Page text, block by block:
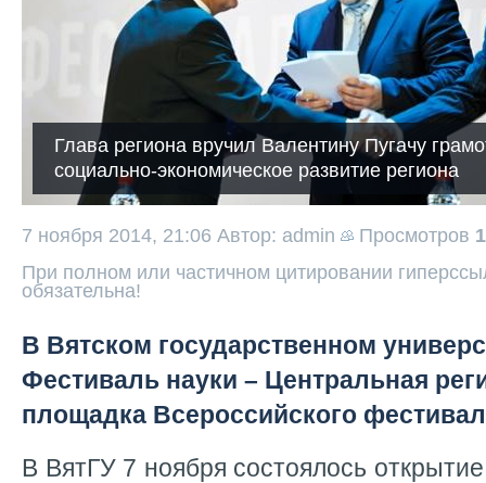
Глава региона вручил Валентину Пугачу
социально-экономическое развитие региона
7 ноября 2014, 21:06 Автор: admin Просмотров
При полном или частичном цитировании
обязательна!
В Вятском государственном
Фестиваль науки – Центральная
площадка Всероссийского
В ВятГУ 7 ноября состоялось